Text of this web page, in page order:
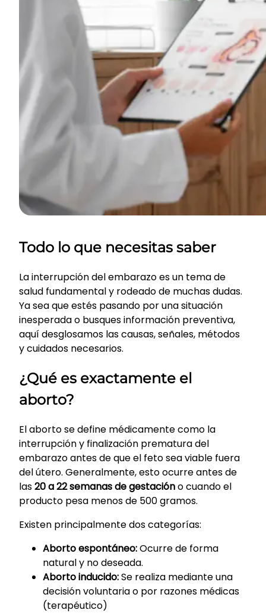
Todo lo que necesitas saber
La interrupción del embarazo es un tema de
salud fundamental y rodeado de muchas dudas.
Ya sea que estés pasando por una situación
inesperada o busques información preventiva,
aquí desglosamos las causas, señales, métodos
y cuidados necesarios.
¿Qué es exactamente el
aborto?
El aborto se define médicamente como la
interrupción y finalización prematura del
embarazo antes de que el feto sea viable fuera
del útero. Generalmente, esto ocurre antes de
las20 a 22 semanas de gestacióno cuando el
producto pesa menos de 500 gramos.
Existen principalmente dos categorías:
Aborto espontáneo:Ocurre de forma
natural y no deseada.
Aborto inducido:Se realiza mediante una
decisión voluntaria o por razones médicas
(terapéutico)